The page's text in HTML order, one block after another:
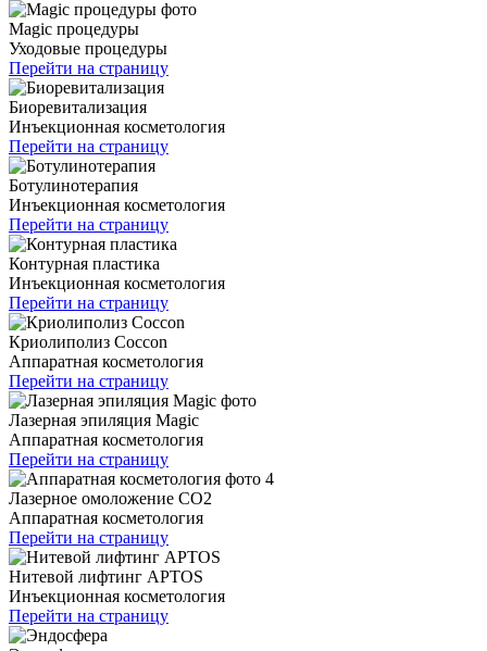
Magic процедуры
Уходовые процедуры
Перейти на страницу
Биоревитализация
Инъекционная косметология
Перейти на страницу
Ботулинотерапия
Инъекционная косметология
Перейти на страницу
Контурная пластика
Инъекционная косметология
Перейти на страницу
Криолиполиз Coccon
Аппаратная косметология
Перейти на страницу
Лазерная эпиляция Magic
Аппаратная косметология
Перейти на страницу
Лазерное омоложение CO2
Аппаратная косметология
Перейти на страницу
Нитевой лифтинг APTOS
Инъекционная косметология
Перейти на страницу